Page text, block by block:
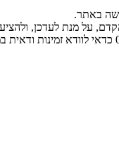
באתר.
על מנת לעדכן,